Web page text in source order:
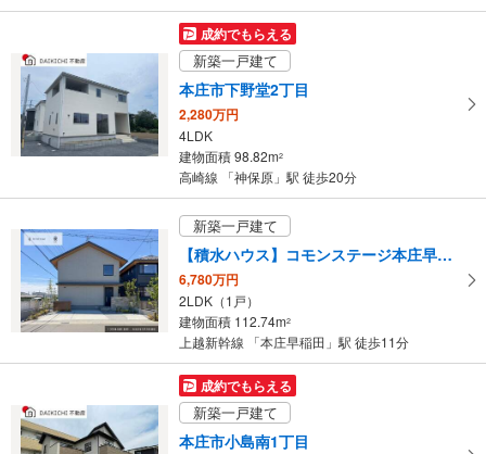
成約でもらえる
新築一戸建て
本庄市下野堂2丁目
2,280万円
4LDK
建物面積 98.82m2
高崎線 「神保原」駅 徒歩20分
新築一戸建て
【積水ハウス】コモンステージ本庄早稲田の杜 分譲住宅
6,780万円
2LDK（1戸）
建物面積 112.74m2
上越新幹線 「本庄早稲田」駅 徒歩11分
成約でもらえる
新築一戸建て
本庄市小島南1丁目